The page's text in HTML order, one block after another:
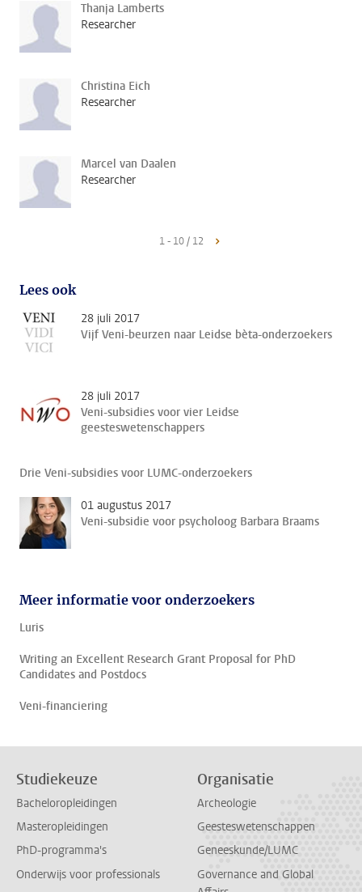
Thanja Lamberts
Researcher
Christina Eich
Researcher
Marcel van Daalen
Researcher
1 - 10 / 12
Lees ook
28 juli 2017
Vijf Veni-beurzen naar Leidse bèta-onderzoekers
28 juli 2017
Veni-subsidies voor vier Leidse
geesteswetenschappers
Drie Veni-subsidies voor LUMC-onderzoekers
01 augustus 2017
Veni-subsidie voor psycholoog Barbara Braams
Meer informatie voor onderzoekers
Luris
Writing an Excellent Research Grant Proposal for PhD
Candidates and Postdocs
Veni-financiering
Studiekeuze
Bacheloropleidingen
Masteropleidingen
PhD-programma's
Onderwijs voor professionals
Organisatie
Archeologie
Geesteswetenschappen
Geneeskunde/LUMC
Governance and Global